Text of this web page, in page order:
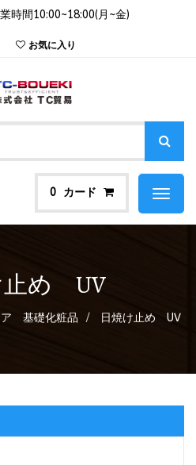
時間10:00~18:00(月~金)
お気に入り
0 カード
Toggle
止め UV
ア 基礎化粧品 日焼け止め UV